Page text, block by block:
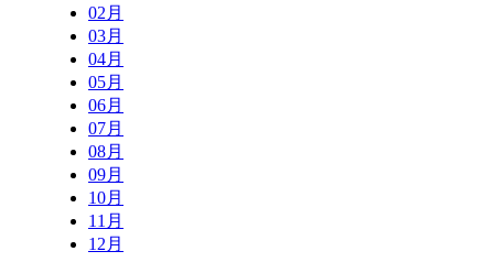
02月
03月
04月
05月
06月
07月
08月
09月
10月
11月
12月